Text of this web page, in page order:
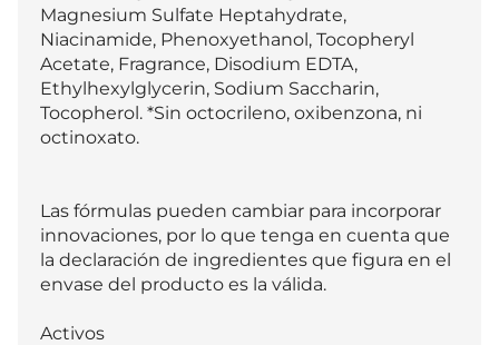
Magnesium Sulfate Heptahydrate,
Niacinamide, Phenoxyethanol, Tocopheryl
Acetate, Fragrance, Disodium EDTA,
Ethylhexylglycerin, Sodium Saccharin,
Tocopherol. *Sin octocrileno, oxibenzona, ni
octinoxato.
Las fórmulas pueden cambiar para incorporar
innovaciones, por lo que tenga en cuenta que
la declaración de ingredientes que figura en el
envase del producto es la válida.
Activos